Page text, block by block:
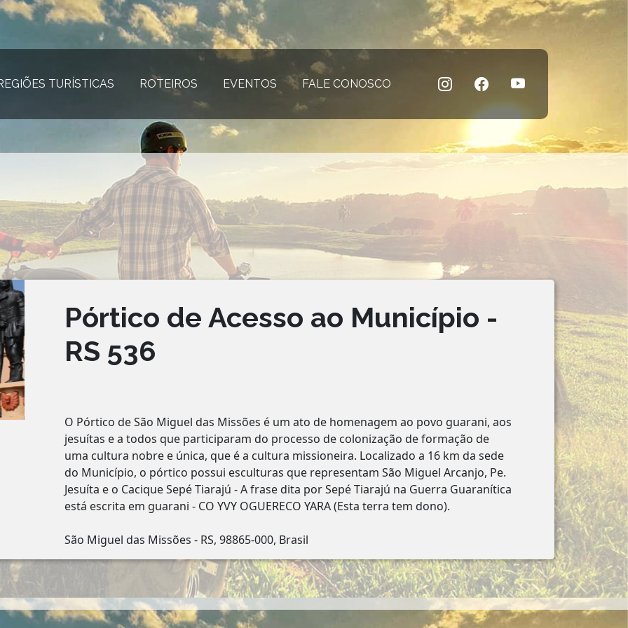
TURÍSTICAS (página atual)
ROTEIROS (página atual)
EVENTOS (página atual)
FALE CONOSCO (página atual)
Pórtico de Acesso ao Município -
RS 536
O Pórtico de São Miguel das Missões é um ato de homenagem ao povo guarani, aos
jesuítas e a todos que participaram do processo de colonização de formação de
uma cultura nobre e única, que é a cultura missioneira. Localizado a 16 km da sede
do Município, o pórtico possui esculturas que representam São Miguel Arcanjo, Pe.
Jesuíta e o Cacique Sepé Tiarajú - A frase dita por Sepé Tiarajú na Guerra Guaranítica
está escrita em guarani - CO YVY OGUERECO YARA (Esta terra tem dono).
São Miguel das Missões - RS, 98865-000, Brasil